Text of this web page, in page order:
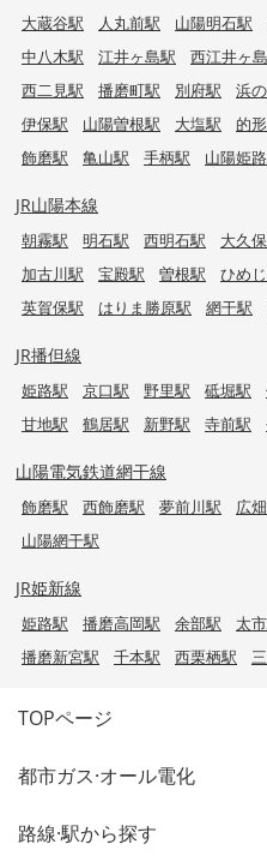
大蔵谷駅 人丸前駅 山陽明石駅
中八木駅
江井ヶ島駅 西江井ヶ
西二見駅
播磨町駅 別府駅 浜
伊保駅
山陽曽根駅 大塩駅 的
飾磨駅
亀山駅 手柄駅 山陽姫
JR山陽本線
朝霧駅 明石駅 西明石駅 大久
加古川駅
宝殿駅 曽根駅 ひめ
英賀保駅
はりま勝原駅 網干駅
JR播但線
姫路駅 京口駅 野里駅 砥堀駅
甘地駅
鶴居駅 新野駅 寺前駅
山陽電気鉄道網干線
飾磨駅 西飾磨駅 夢前川駅 広
山陽網干駅
JR姫新線
姫路駅 播磨高岡駅 余部駅 太
播磨新宮駅
千本駅 西栗栖駅
TOPページ
都市ガス·オール電化
路線·駅から探す